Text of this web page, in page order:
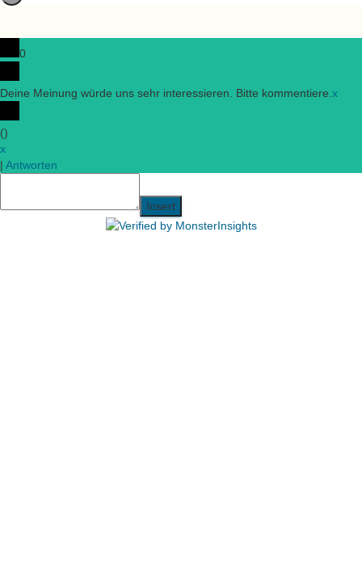
0
Deine Meinung würde uns sehr interessieren. Bitte kommentiere. x
()
x
| Antworten
Insert